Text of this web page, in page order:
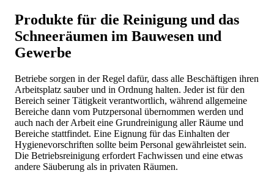
Produkte für die Reinigung und das
Schneeräumen im Bauwesen und
Gewerbe
Betriebe sorgen in der Regel dafür, dass alle Beschäftigen ihren
Arbeitsplatz sauber und in Ordnung halten. Jeder ist für den
Bereich seiner Tätigkeit verantwortlich, während allgemeine
Bereiche dann vom Putzpersonal übernommen werden und
auch nach der Arbeit eine Grundreinigung aller Räume und
Bereiche stattfindet. Eine Eignung für das Einhalten der
Hygienevorschriften sollte beim Personal gewährleistet sein.
Die Betriebsreinigung erfordert Fachwissen und eine etwas
andere Säuberung als in privaten Räumen.